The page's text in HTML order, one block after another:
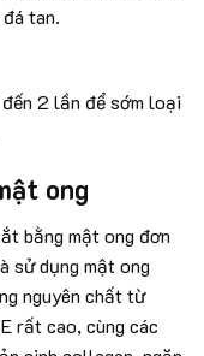
tan.
2 lần để sớm loại
ong
bằng mật ong đơn
sử dụng mật ong
nguyên chất từ
rất cao, cùng các